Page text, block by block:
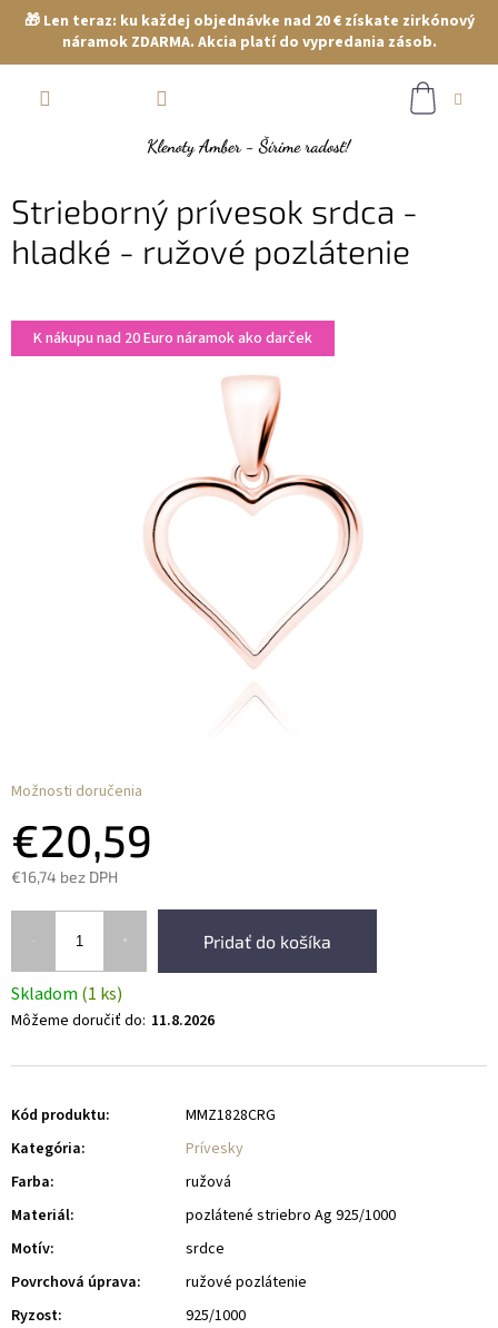
🎁 Len teraz: ku každej objednávke nad 20 € získate zirkónový
náramok ZDARMA. Akcia platí do vypredania zásob.
Strieborný prívesok srdca -
hladké - ružové pozlátenie
K nákupu nad 20 Euro náramok ako darček
€20,59
€16,74 bez DPH
Pridať do košíka
Skladom (1 ks)
Môžeme doručiť do: 11.8.2026
Možnosti doručenia
Kód produktu:
MMZ1828CRG
Kategória:
Prívesky
Farba:
ružová
Materiál:
pozlátené striebro Ag 925/1000
Motív:
srdce
Povrchová úprava:
ružové pozlátenie
Ryzost:
925/1000